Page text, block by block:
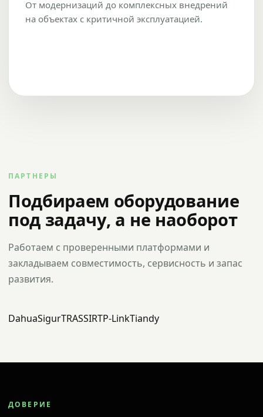
От модернизаций до комплексных внедрений
на объектах с критичной эксплуатацией.
ПАРТНЕРЫ
Подбираем оборудование
под задачу, а не наоборот
Работаем с проверенными платформами и
закладываем совместимость, сервисность и запас
развития.
DahuaSigurTRASSIRTP-LinkTiandy
ДОВЕРИЕ